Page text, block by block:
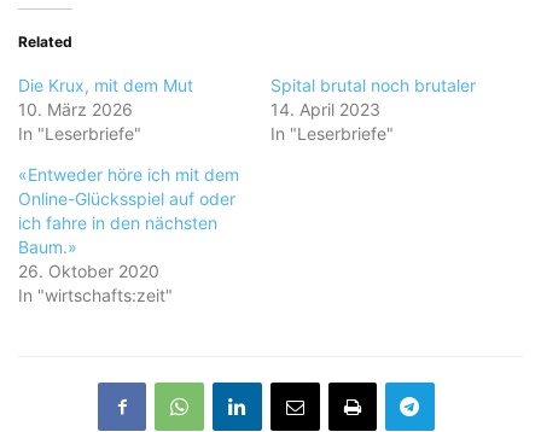
Related
Die Krux, mit dem Mut
10. März 2026
In "Leserbriefe"
Spital brutal noch brutaler
14. April 2023
In "Leserbriefe"
«Entweder höre ich mit dem
Online-Glücksspiel auf oder
ich fahre in den nächsten
Baum.»
26. Oktober 2020
In "wirtschafts:zeit"